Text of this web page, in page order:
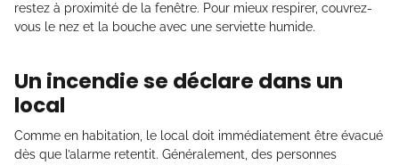
restez à proximité de la fenêtre. Pour mieux respirer, couvrez-
vous le nez et la bouche avec une serviette humide.
Un incendie se déclare dans un
local
Comme en habitation, le local doit immédiatement être évacué
dès que l’alarme retentit. Généralement, des personnes